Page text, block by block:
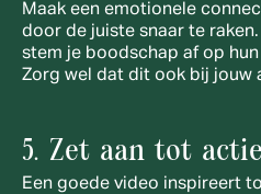
Maak een emotionele
door de juiste snaar te
stem je boodschap af op
Zorg wel dat dit ook bij jouw
5. Zet aan tot actie
Een goede video inspireert